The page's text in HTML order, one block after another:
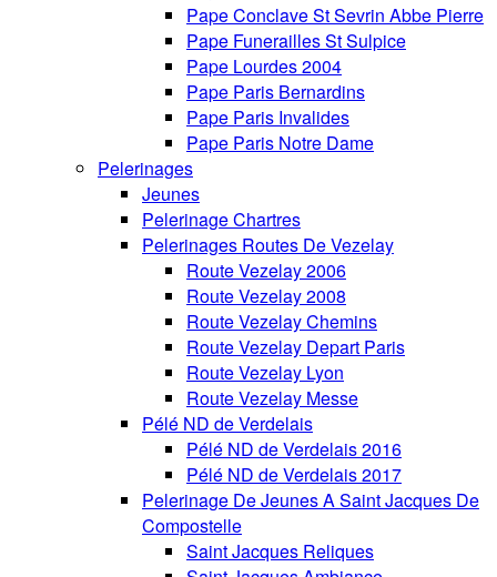
Pape Conclave St Sevrin Abbe Pierre
Pape Funerailles St Sulpice
Pape Lourdes 2004
Pape Paris Bernardins
Pape Paris Invalides
Pape Paris Notre Dame
Pelerinages
Jeunes
Pelerinage Chartres
Pelerinages Routes De Vezelay
Route Vezelay 2006
Route Vezelay 2008
Route Vezelay Chemins
Route Vezelay Depart Paris
Route Vezelay Lyon
Route Vezelay Messe
Pélé ND de Verdelais
Pélé ND de Verdelais 2016
Pélé ND de Verdelais 2017
Pelerinage De Jeunes A Saint Jacques De
Compostelle
Saint Jacques Reliques